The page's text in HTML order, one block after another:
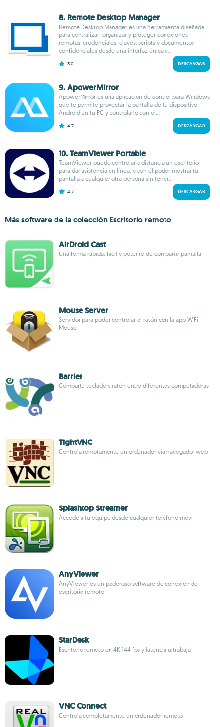
8. Remote Desktop Manager
Remote Desktop Manager es una herramienta diseñada
para centralizar, organizar y proteger conexiones
remotas, credenciales, claves, scripts y documentos
confidenciales desde una interfaz única y...
3.0 DESCARGAR
9. ApowerMirror
ApowerMirror es una aplicación de control para Windows
que te permite proyectar la pantalla de tu dispositivo
Android en tu PC y controlarlo con el...
4.7 DESCARGAR
10. TeamViewer Portable
TeamViewer puede controlar a distancia un escritorio
para dar asistencia en línea, y con él poder mostrar tu
pantalla a cualquier otra persona sin tener...
4.7 DESCARGAR
Más software de la colección Escritorio remoto
AirDroid Cast
Una forma rápida, fácil y potente de compartir pantalla
Mouse Server
Servidor para poder controlar el ratón con la app WiFi
Mouse
Barrier
Comparte teclado y ratón entre diferentes computadoras
TightVNC
Controla remotamente un ordenador vía navegador web
Splashtop Streamer
Accede a tu equipo desde cualquier teléfono móvil
AnyViewer
AnyViewer es un poderoso software de conexión de
escritorio remoto
StarDesk
Escritorio remoto en 4K 144 fps y latencia ultrabaja
VNC Connect
Controla completamente un ordenador remoto